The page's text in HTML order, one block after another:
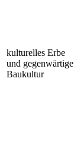
kulturelles Erbe
und gegenwärtige
Baukultur